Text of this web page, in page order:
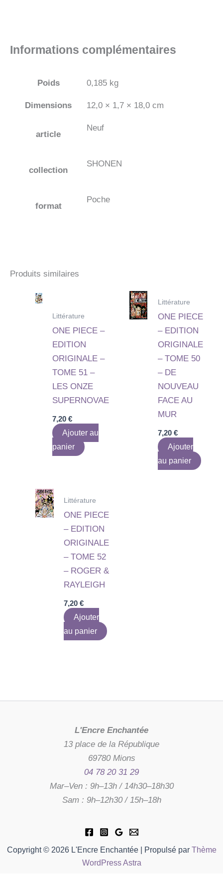
Informations complémentaires
Poids 0,185 kg
Dimensions 12,0 × 1,7 × 18,0 cm
article
Neuf
collection
SHONEN
format
Poche
Produits similaires
Littérature
ONE PIECE –
EDITION
ORIGINALE –
TOME 51 –
LES ONZE
SUPERNOVAE
7,20€
Ajouter au
panier
Littérature
ONE PIECE
– EDITION
ORIGINALE
– TOME 50
– DE
NOUVEAU
FACE AU
MUR
7,20 €
Ajouter
au panier
Littérature
ONE PIECE
– EDITION
ORIGINALE
– TOME 52
– ROGER &
RAYLEIGH
7,20€
Ajouter
au panier
L'Encre Enchantée
13 place de la République
69780 Mions
04 78 20 31 29
Mar–Ven : 9h–13h / 14h30–18h30
Sam : 9h–12h30 / 15h–18h
Copyright © 2026 L'Encre Enchantée | Propulsé par Thème
WordPress Astra